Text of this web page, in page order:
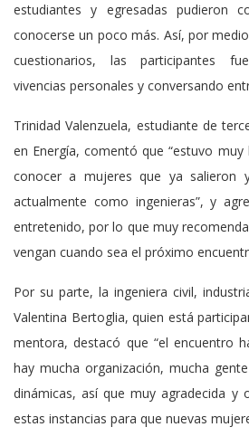
estudiantes y egresadas pudieron
conocerse un poco más. Así, por
cuestionarios, las participantes
vivencias personales y conversando
Trinidad Valenzuela, estudiante de
en Energía, comentó que “estuvo muy
conocer a mujeres que ya salieron
actualmente como ingenieras”, y
entretenido, por lo que muy
vengan cuando sea el próximo
Por su parte, la ingeniera civil,
Valentina Bertoglia, quien está
mentora, destacó que “el encuentro
hay mucha organización, mucha
dinámicas, así que muy agradecida y
estas instancias para que nuevas